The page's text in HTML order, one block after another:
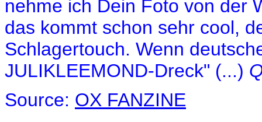
nehme ich Dein Foto von der
das kommt schon sehr cool,
Schlagertouch. Wenn
JULIKLEEMOND-Dreck" (...)
Source: OX FANZINE